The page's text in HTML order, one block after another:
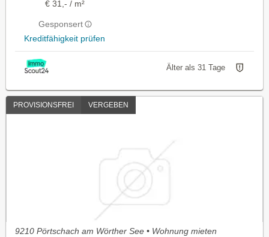
€ 31,- / m²
Gesponsert
Kreditfähigkeit prüfen
Älter als 31 Tage
PROVISIONSFREI VERGEBEN
9210 Pörtschach am Wörther See • Wohnung mieten